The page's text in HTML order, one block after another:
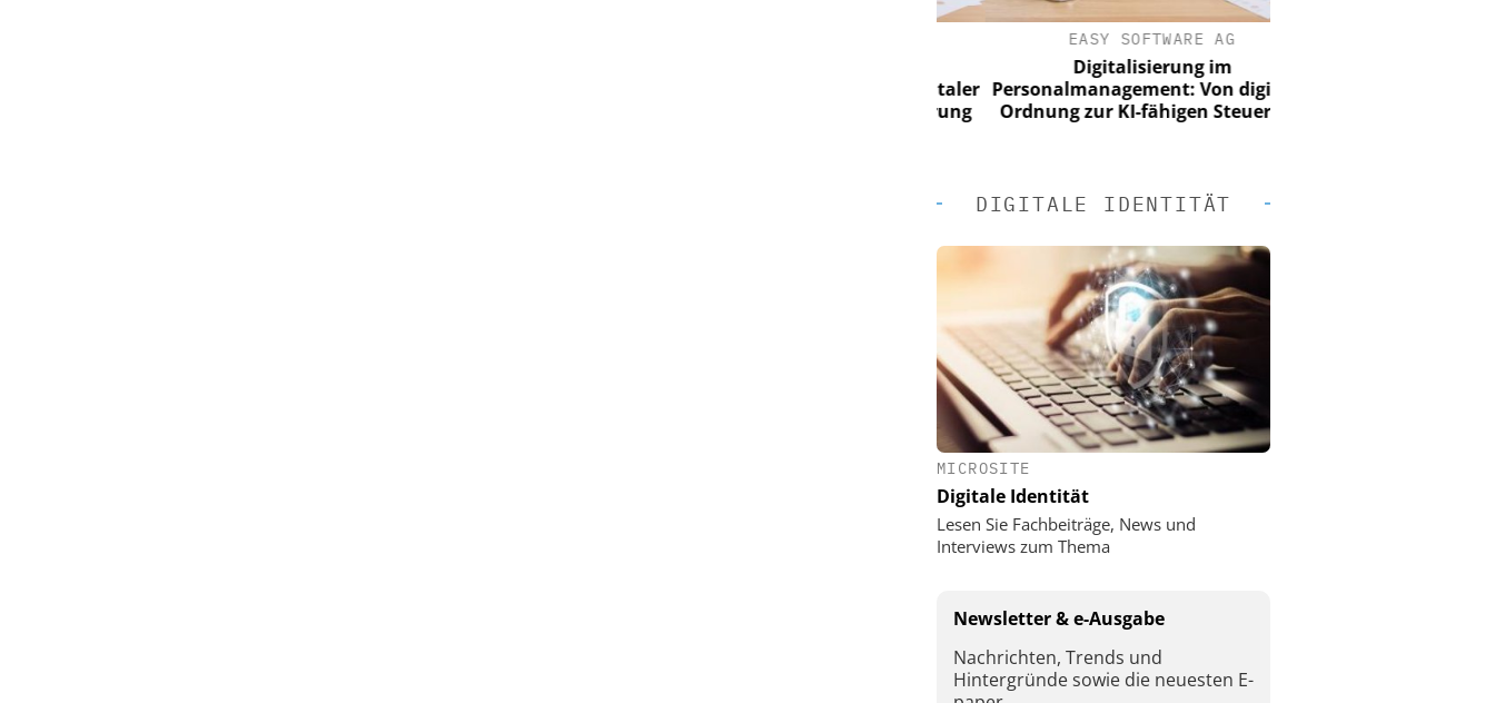
Personalmanagement: Von digitaler
EASY SOFTWARE AG
Digitalisierung im
Personalmanagement: Von digitaler
Ordnung zur KI-fähigen Steuerung
DIGITALE IDENTITÄT
MICROSITE
Digitale Identität
Lesen Sie Fachbeiträge, News und
Interviews zum Thema
Newsletter & e-Ausgabe
Nachrichten, Trends und
Hintergründe sowie die neuesten E-